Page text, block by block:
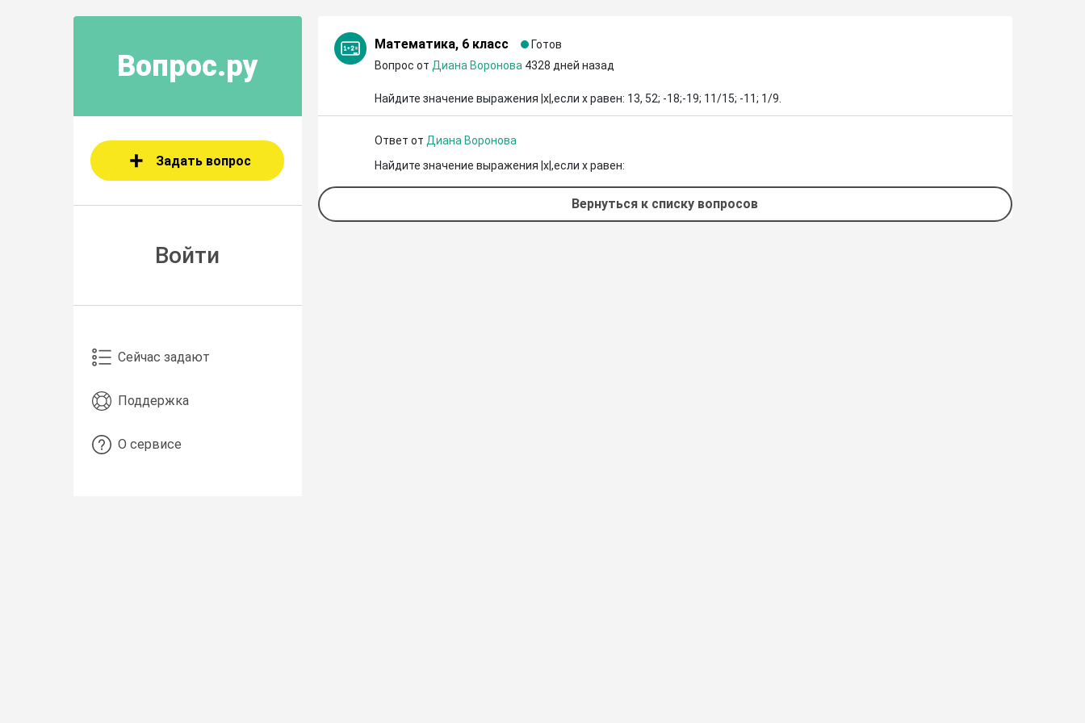
Вопрос.ру
Задать вопрос
Войти
Сейчас задают
Поддержка
О сервисе
Математика, 6 класс
Готов
Вопрос от Диана Воронова 4328 дней назад
Найдите значение выражения |х|,если х равен: 13, 52; -18;-19; 11/15; -11; 1/9.
Ответ от Диана Воронова
Найдите значение выражения |х|,если х равен:
Вернуться к списку вопросов